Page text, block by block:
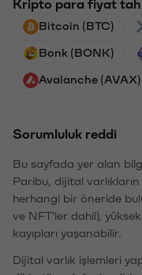
Kripto para fiyat
Bitcoin (BTC)
Bonk (BONK)
Avalanche (AVAX)
Sorumluluk reddi
Bu sayfada yer alan
Paribu, dijital varlıkların
herhangi bir öneride
ve NFT'ler dahil),
kayıpları yaşanabilir.
Dijital varlık işlemleri